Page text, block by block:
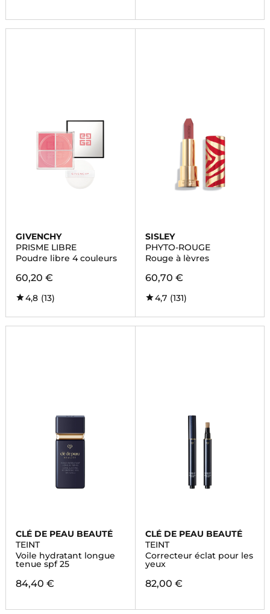
GIVENCHY
PRISME LIBRE
Poudre libre 4 couleurs
60,20 €
4,8 (13)
SISLEY
PHYTO-ROUGE
Rouge à lèvres
60,70 €
4,7 (131)
CLÉ DE PEAU BEAUTÉ
TEINT
Voile hydratant longue
tenue spf 25
84,40 €
CLÉ DE PEAU BEAUTÉ
TEINT
Correcteur éclat pour les
yeux
82,00 €